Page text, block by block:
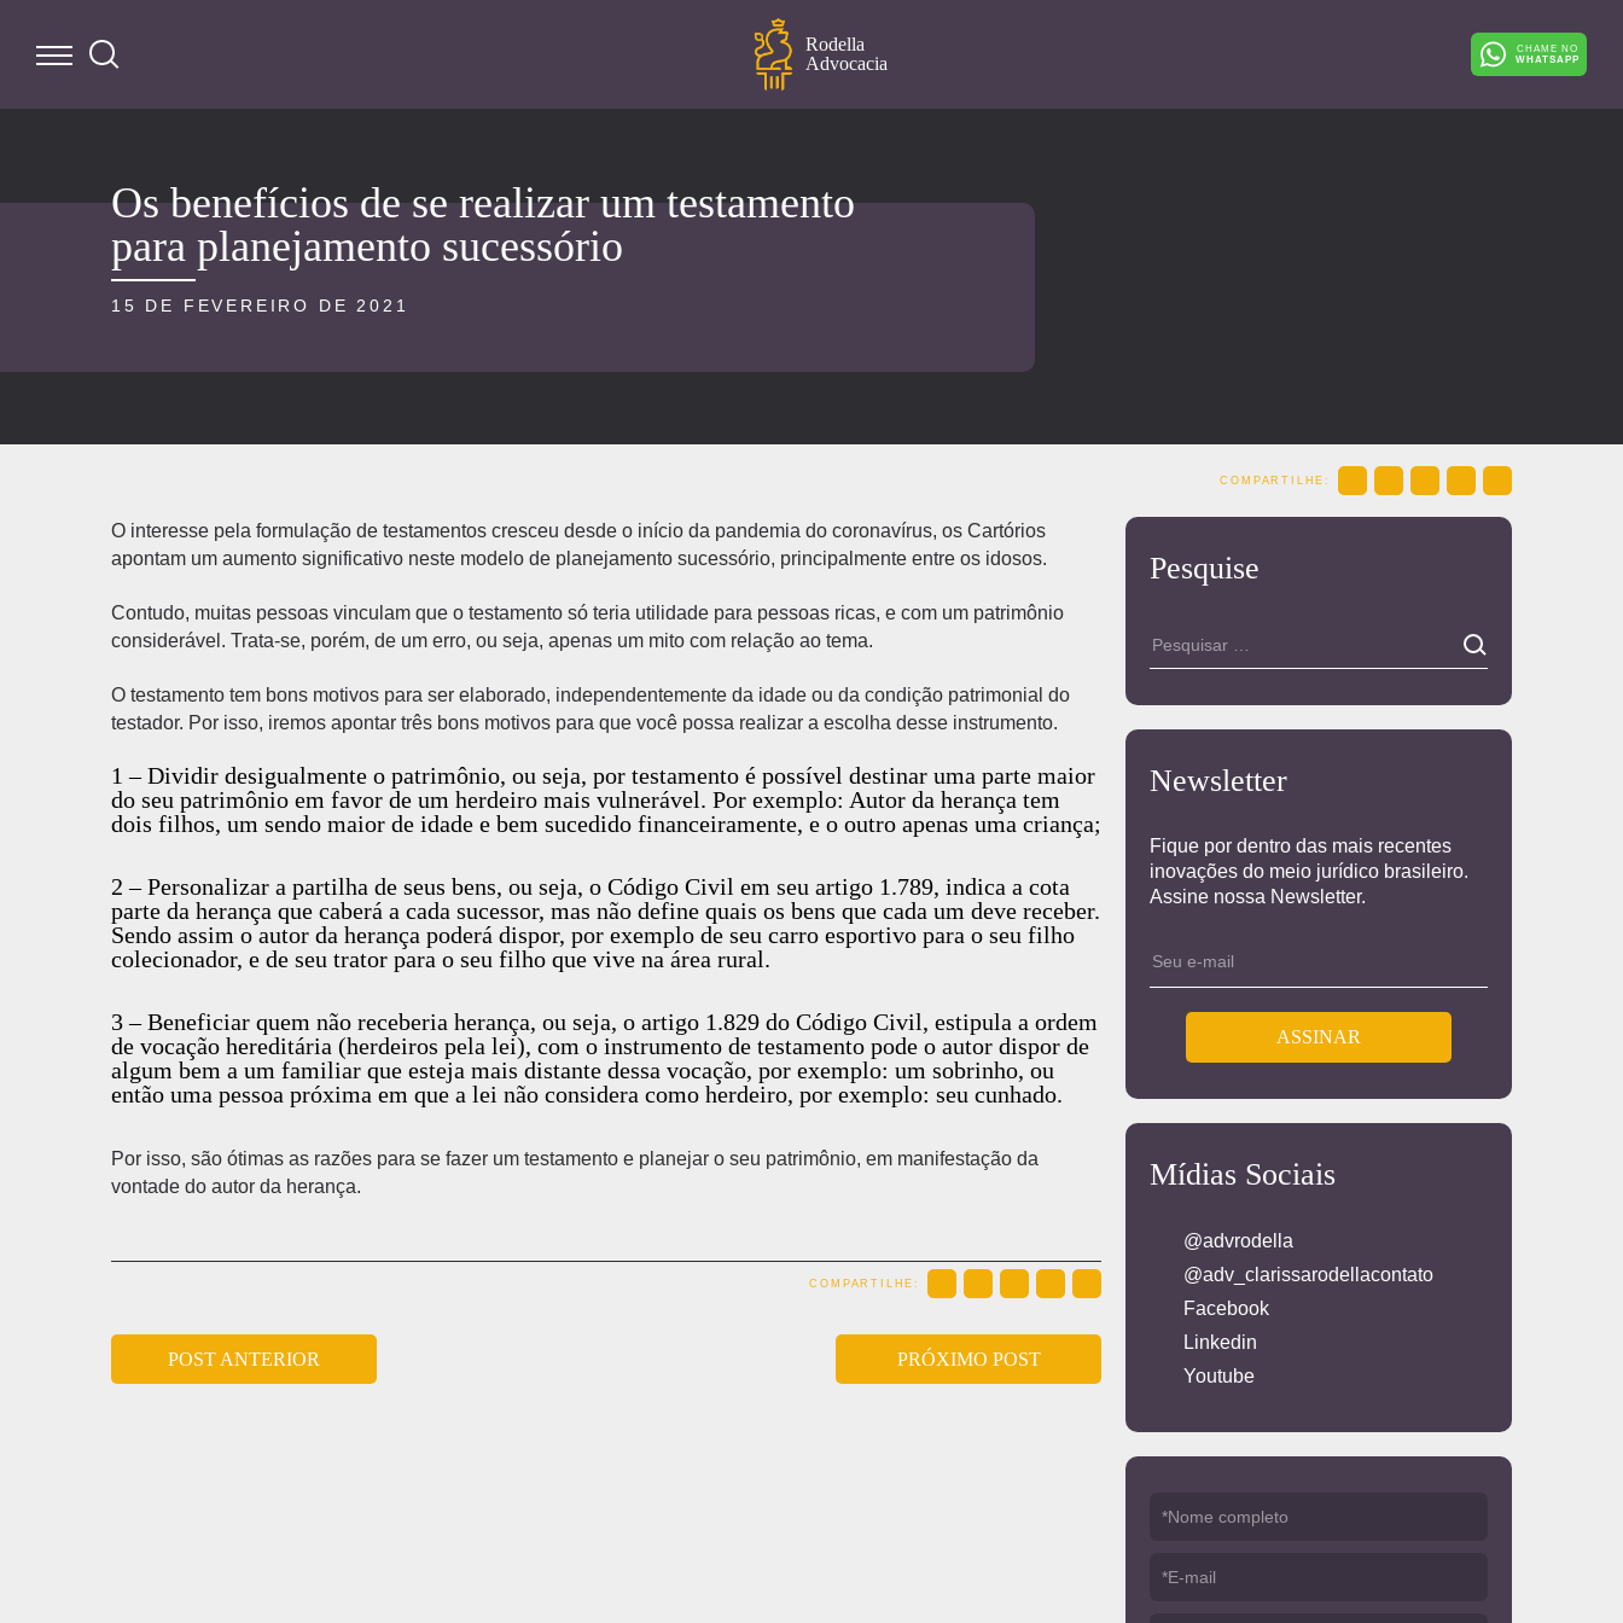
Rodella
Advocacia
CHAME NO
WHATSAPP
Os benefícios de se realizar um testamento
para planejamento sucessório
15 DE FEVEREIRO DE 2021
COMPARTILHE:
O interesse pela formulação de testamentos cresceu desde o início da pandemia do coronavírus, os Cartórios
apontam um aumento significativo neste modelo de planejamento sucessório, principalmente entre os idosos.
Contudo, muitas pessoas vinculam que o testamento só teria utilidade para pessoas ricas, e com um patrimônio
considerável. Trata-se, porém, de um erro, ou seja, apenas um mito com relação ao tema.
O testamento tem bons motivos para ser elaborado, independentemente da idade ou da condição patrimonial do
testador. Por isso, iremos apontar três bons motivos para que você possa realizar a escolha desse instrumento.
1 – Dividir desigualmente o patrimônio, ou seja, por testamento é possível destinar uma parte maior
do seu patrimônio em favor de um herdeiro mais vulnerável. Por exemplo: Autor da herança tem
dois filhos, um sendo maior de idade e bem sucedido financeiramente, e o outro apenas uma criança;
2 – Personalizar a partilha de seus bens, ou seja, o Código Civil em seu artigo 1.789, indica a cota
parte da herança que caberá a cada sucessor, mas não define quais os bens que cada um deve receber.
Sendo assim o autor da herança poderá dispor, por exemplo de seu carro esportivo para o seu filho
colecionador, e de seu trator para o seu filho que vive na área rural.
3 – Beneficiar quem não receberia herança, ou seja, o artigo 1.829 do Código Civil, estipula a ordem
de vocação hereditária (herdeiros pela lei), com o instrumento de testamento pode o autor dispor de
algum bem a um familiar que esteja mais distante dessa vocação, por exemplo: um sobrinho, ou
então uma pessoa próxima em que a lei não considera como herdeiro, por exemplo: seu cunhado.
Por isso, são ótimas as razões para se fazer um testamento e planejar o seu patrimônio, em manifestação da
vontade do autor da herança.
COMPARTILHE:
POST ANTERIOR PRÓXIMO POST
Pesquise
Newsletter
Fique por dentro das mais recentes
inovações do meio jurídico brasileiro.
Assine nossa Newsletter.
Mídias Sociais
@advrodella
@adv_clarissarodellacontato
Facebook
Linkedin
Youtube